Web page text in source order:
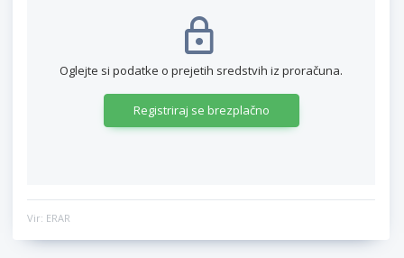
Oglejte si podatke o prejetih sredstvih iz proračuna.
Registriraj se brezplačno
Vir: ERAR